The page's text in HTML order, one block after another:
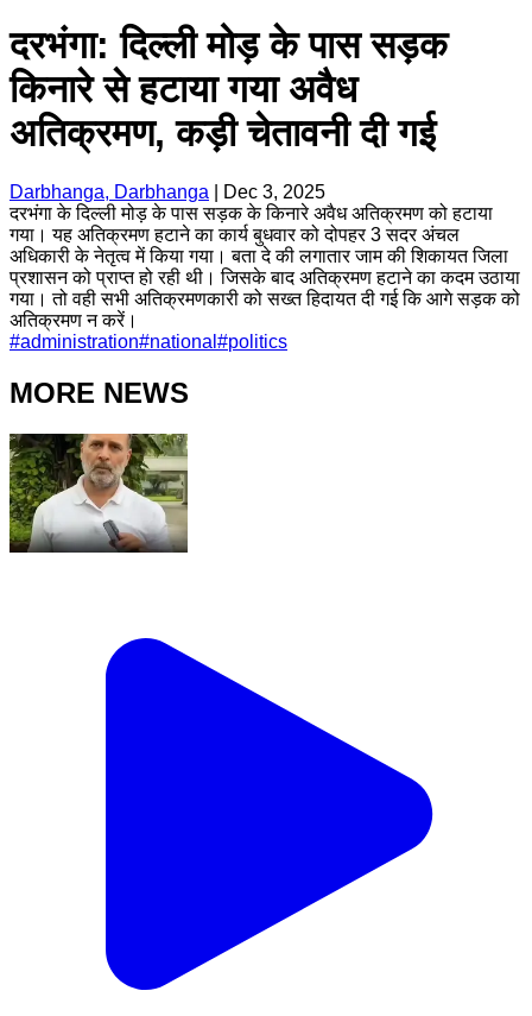
दरभंगा: दिल्ली मोड़ के पास सड़क
किनारे से हटाया गया अवैध
अतिक्रमण, कड़ी चेतावनी दी गई
Darbhanga, Darbhanga
Dec 3, 2025
दरभंगा के दिल्ली मोड़ के पास सड़क के किनारे अवैध अतिक्रमण को हटाया
गया। यह अतिक्रमण हटाने का कार्य बुधवार को दोपहर 3 सदर अंचल
अधिकारी के नेतृत्व में किया गया। बता दे की लगातार जाम की शिकायत जिला
प्रशासन को प्राप्त हो रही थी। जिसके बाद अतिक्रमण हटाने का कदम उठाया
गया। तो वही सभी अतिक्रमणकारी को सख्त हिदायत दी गई कि आगे सड़क को
अतिक्रमण न करें।
#administration#national #politics
MORE NEWS